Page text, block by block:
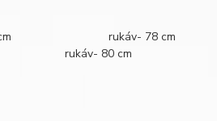
77 cm rukáv- 78 cm
rukáv- 80 cm